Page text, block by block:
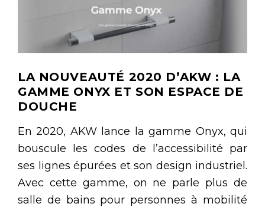
LA NOUVEAUTÉ 2020 D’AKW : LA
GAMME ONYX ET SON ESPACE DE
DOUCHE
En 2020, AKW lance la gamme Onyx, qui
bouscule les codes de l’accessibilité par
ses lignes épurées et son design industriel.
Avec cette gamme, on ne parle plus de
salle de bains pour personnes à mobilité